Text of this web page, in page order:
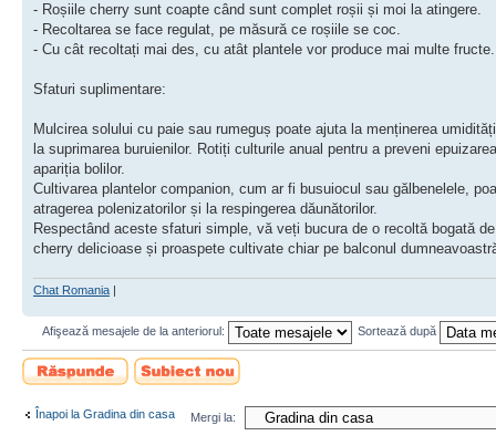
- Roșiile cherry sunt coapte când sunt complet roșii și moi la atingere.
- Recoltarea se face regulat, pe măsură ce roșiile se coc.
- Cu cât recoltați mai des, cu atât plantele vor produce mai multe fructe.
Sfaturi suplimentare:
Mulcirea solului cu paie sau rumeguș poate ajuta la menținerea
la suprimarea buruienilor. Rotiți culturile anual pentru a preveni
apariția bolilor.
Cultivarea plantelor companion, cum ar fi busuiocul sau gălbenelele,
atragerea polenizatorilor și la respingerea dăunătorilor.
Respectând aceste sfaturi simple, vă veți bucura de o recoltă bogată
cherry delicioase și proaspete cultivate chiar pe balconul
Chat Romania |
Afişează mesajele de la anteriorul: Sortează după
Scrie un răspuns
Scrie un subiect
nou
Înapoi la Gradina din casa Mergi la: